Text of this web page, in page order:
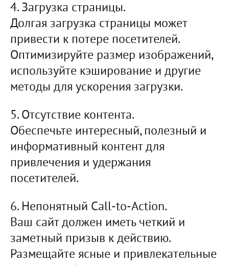
4. Загрузка страницы.
Долгая загрузка страницы может
привести к потере посетителей.
Оптимизируйте размер изображений,
используйте кэширование и другие
методы для ускорения загрузки.
5. Отсутствие контента.
Обеспечьте интересный, полезный и
информативный контент для
привлечения и удержания
посетителей.
6. Непонятный Call-to-Action.
Ваш сайт должен иметь четкий и
заметный призыв к действию.
Размещайте ясные и привлекательные